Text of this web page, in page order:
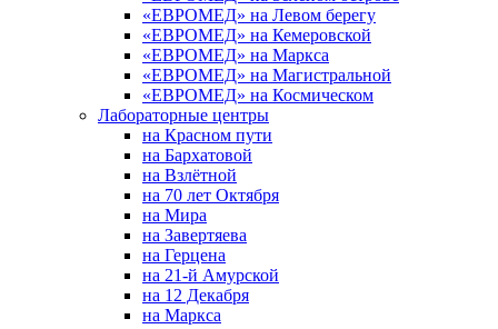
«ЕВРОМЕД» на Левом берегу
«ЕВРОМЕД» на Кемеровской
«ЕВРОМЕД» на Маркса
«ЕВРОМЕД» на Магистральной
«ЕВРОМЕД» на Космическом
Лабораторные центры
на Красном пути
на Бархатовой
на Взлётной
на 70 лет Октября
на Мира
на Завертяева
на Герцена
на 21-й Амурской
на 12 Декабря
на Маркса